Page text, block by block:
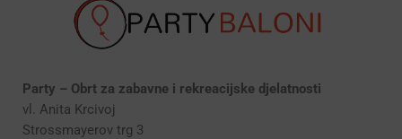
Party – Obrt za zabavne i rekreacijske djelatnosti
vl. Anita Krcivoj
Strossmayerov trg 3